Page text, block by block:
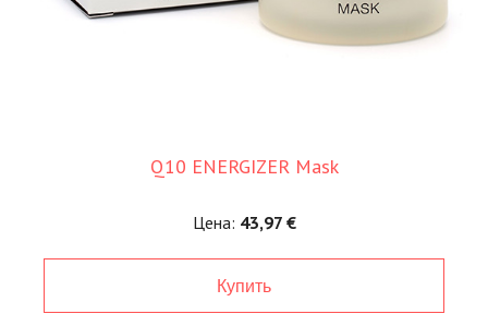
Q10 ENERGIZER Mask
Цена: 43,97 €
Купить